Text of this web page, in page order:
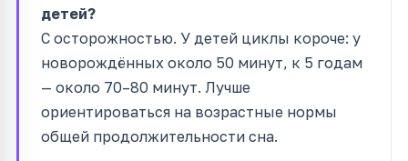
детей?
С осторожностью. У детей циклы короче: у
новорождённых около 50 минут, к 5 годам
— около 70–80 минут. Лучше
ориентироваться на возрастные нормы
общей продолжительности сна.